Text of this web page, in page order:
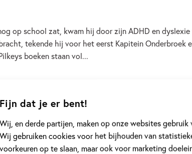
Fijn dat je er bent!
Wij, en derde partijen, maken op onze websites gebruik
Wij gebruiken cookies voor het bijhouden van
voorkeuren op te slaan, maar ook voor marketing
op school zat, kwam hij door zijn ADHD en
tekende hij voor het eerst Kapitein Onderbroek
boeken staan vol...